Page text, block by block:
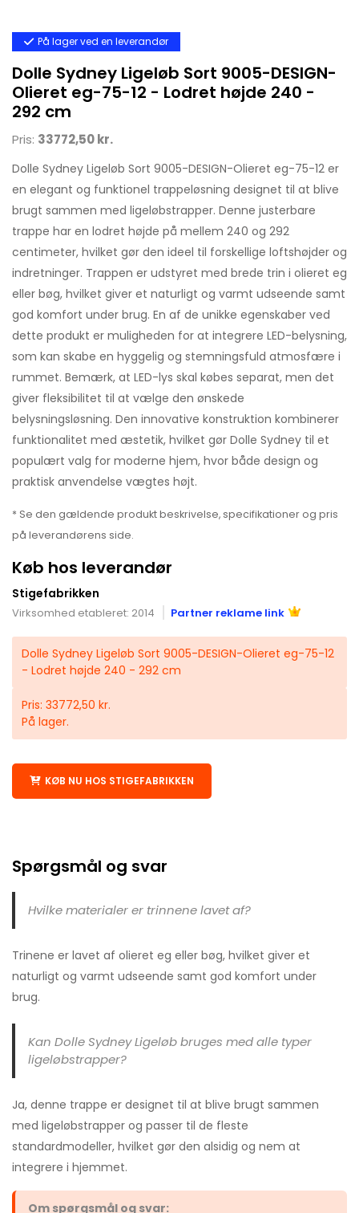
På lager ved en leverandør
Dolle Sydney Ligeløb Sort 9005-DESIGN-
Olieret eg-75-12 - Lodret højde 240 -
292 cm
Pris: 33772,50 kr.
Dolle Sydney Ligeløb Sort 9005-DESIGN-Olieret eg-75-12 er
en elegant og funktionel trappeløsning designet til at blive
brugt sammen med ligeløbstrapper. Denne justerbare
trappe har en lodret højde på mellem 240 og 292
centimeter, hvilket gør den ideel til forskellige loftshøjder og
indretninger. Trappen er udstyret med brede trin i olieret eg
eller bøg, hvilket giver et naturligt og varmt udseende samt
god komfort under brug. En af de unikke egenskaber ved
dette produkt er muligheden for at integrere LED-belysning,
som kan skabe en hyggelig og stemningsfuld atmosfære i
rummet. Bemærk, at LED-lys skal købes separat, men det
giver fleksibilitet til at vælge den ønskede
belysningsløsning. Den innovative konstruktion kombinerer
funktionalitet med æstetik, hvilket gør Dolle Sydney til et
populært valg for moderne hjem, hvor både design og
praktisk anvendelse vægtes højt.
* Se den gældende produkt beskrivelse, specifikationer og pris
på leverandørens side.
Køb hos leverandør
Stigefabrikken
Virksomhed etableret: 2014 Partner reklame link
Dolle Sydney Ligeløb Sort 9005-DESIGN-Olieret eg-75-12
- Lodret højde 240 - 292 cm
Pris: 33772,50 kr.
På lager.
KØB NU HOS STIGEFABRIKKEN
Spørgsmål og svar
Hvilke materialer er trinnene lavet af?
Trinene er lavet af olieret eg eller bøg, hvilket giver et
naturligt og varmt udseende samt god komfort under
brug.
Kan Dolle Sydney Ligeløb bruges med alle typer
ligeløbstrapper?
Ja, denne trappe er designet til at blive brugt sammen
med ligeløbstrapper og passer til de fleste
standardmodeller, hvilket gør den alsidig og nem at
integrere i hjemmet.
Om spørgsmål og svar: